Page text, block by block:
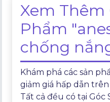
Xem Thêm
Phẩm
chống
Khám phá các sản
giảm giá hấp dẫn trên
Tất cả đều có tạiGóc